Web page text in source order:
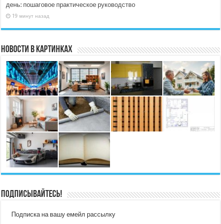
день: пошаговое практическое руководство
19 минут назад
Новости в картинках
Подписывайтесь!
Подписка на вашу емейл рассылку